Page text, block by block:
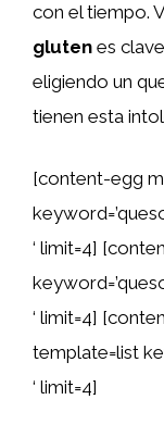
con el tiempo.
gluten es
eligiendo un
tienen esta
[content-egg
‘ limit=4]
‘ limit=4]
template=list
‘ limit=4]